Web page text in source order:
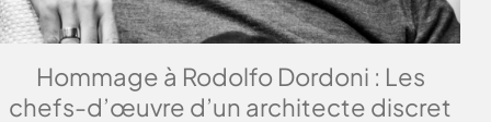
Hommage à Rodolfo Dordoni : Les
chefs-d’œuvre d’un architecte discret